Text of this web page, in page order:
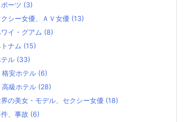
ポーツ (3)
クシー女優、ＡＶ女優 (13)
イ・グアム (8)
ナム (15)
ル (33)
格安ホテル (6)
高級ホテル (28)
の美女・モデル、セクシー女優 (18)
、事故 (6)